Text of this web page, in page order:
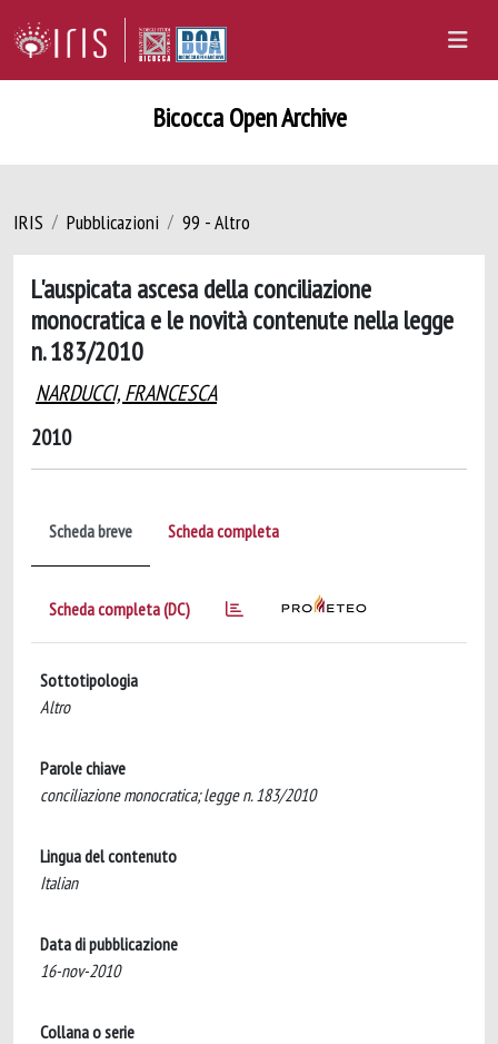
Bicocca Open Archive
IRIS Pubblicazioni 99 - Altro
L'auspicata ascesa della conciliazione
monocratica e le novità contenute nella legge
n. 183/2010
NARDUCCI, FRANCESCA
2010
Scheda breve Scheda completa
Scheda completa (DC)
Sottotipologia
Altro
Parole chiave
conciliazione monocratica; legge n. 183/2010
Lingua del contenuto
Italian
Data di pubblicazione
16-nov-2010
Collana o serie